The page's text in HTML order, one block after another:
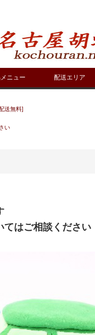
ニュー 配送エリア
送無料]
い
てはご相談ください